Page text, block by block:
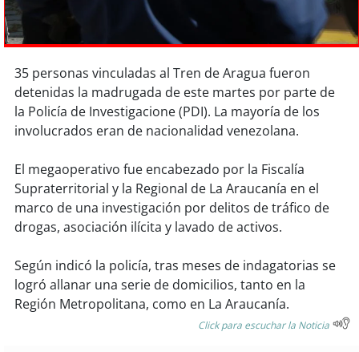
arica
soycalama
soyantofagasta
soycopiapó
soyvalparaíso
soysanantonio
35 personas vinculadas al Tren de Aragua fueron
detenidas la madrugada de este martes por parte de
la Policía de Investigacione (PDI). La mayoría de los
involucrados eran de nacionalidad venezolana.
El megaoperativo fue encabezado por la Fiscalía
Supraterritorial y la Regional de La Araucanía en el
marco de una investigación por delitos de tráfico de
drogas, asociación ilícita y lavado de activos.
Según indicó la policía, tras meses de indagatorias se
logró allanar una serie de domicilios, tanto en la
Región Metropolitana, como en La Araucanía.
Click para escuchar la Noticia